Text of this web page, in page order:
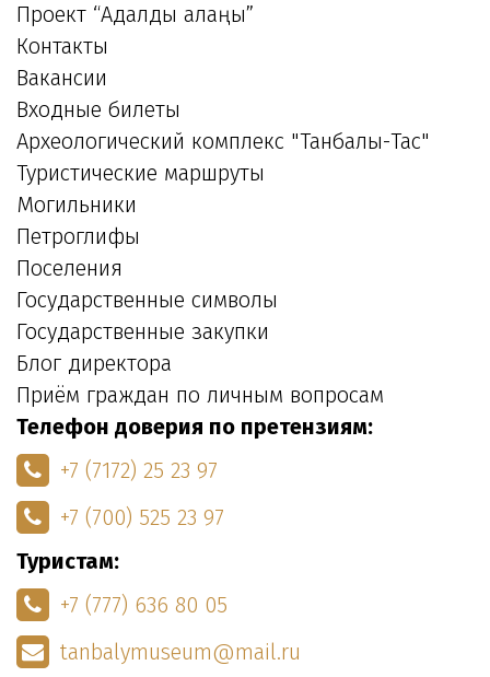
Проект “Адалдық алаңы”
Контакты
Вакансии
Входные билеты
Археологический комплекс "Танбалы-Тас"
Туристические маршруты
Могильники
Петроглифы
Поселения
Государственные символы
Государственные закупки
Блог директора
Приём граждан по личным вопросам
Телефон доверия по претензиям:
+7 (7172) 25 23 97
+7 (700) 525 23 97
Туристам:
+7 (777) 636 80 05
tanbalymuseum@mail.ru